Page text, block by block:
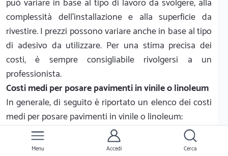
complessità dell'installazione e alla superficie da
rivestire. I prezzi possono variare anche in base al tipo
di adesivo da utilizzare. Per una stima precisa dei
costi, è sempre consigliabile rivolgersi a un
professionista.
Costi medi per posare pavimenti in vinile o linoleum
In generale, di seguito è riportato un elenco dei costi
medi per posare pavimenti in vinile o linoleum:
Tipo di lavoro
Costo medio
in €/m2
Menu Accedi Cerca